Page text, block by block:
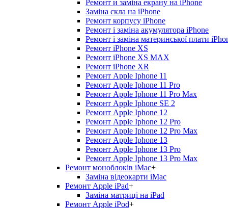
Ремонт и заміна екрану на iPhone
Заміна скла на iPhone
Ремонт корпусу iPhone
Ремонт і заміна акумулятора iPhone
Ремонт і заміна материнської плати
Ремонт iPhone XS
Ремонт iPhone XS MAX
Ремонт iPhone XR
Ремонт Apple Iphone 11
Ремонт Apple Iphone 11 Pro
Ремонт Apple Iphone 11 Pro Max
Ремонт Apple Iphone SE 2
Ремонт Apple Iphone 12
Ремонт Apple Iphone 12 Pro
Ремонт Apple Iphone 12 Pro Max
Ремонт Apple Iphone 13
Ремонт Apple Iphone 13 Pro
Ремонт Apple Iphone 13 Pro Max
Ремонт моноблоків iMac+
Заміна відеокарти iMac
Ремонт Apple iPad+
Заміна матриці на iPad
Ремонт Apple iPod+